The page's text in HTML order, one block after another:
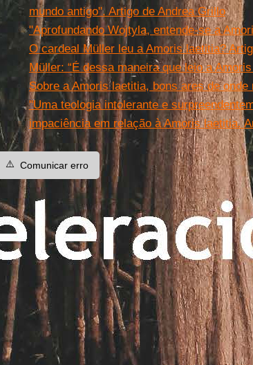
mundo antigo". Artigo de Andrea Grillo
"Aprofundando Wojtyla, entende-se a
O cardeal Müller leu a Amoris laetitia?
Müller: “É dessa maneira que leio a Amoris
Sobre a Amoris laetitia, bons ares de onde
"Uma teologia intolerante e
impaciência em relação à Amoris laetitia.
⚠️ Comunicar erro